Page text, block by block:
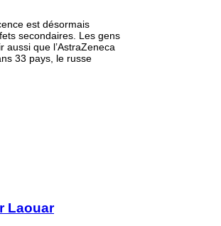
est désormais
secondaires. Les gens
que l’AstraZeneca
33 pays, le russe
Laouar